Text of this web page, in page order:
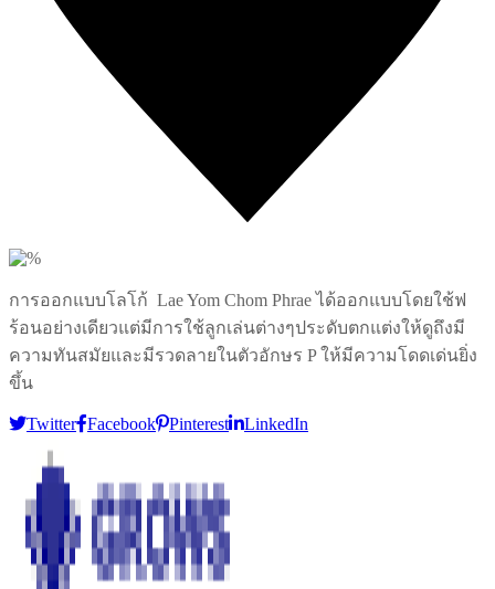
การออกแบบโลโก้ Lae Yom Chom Phrae ได้ออกแบบโดยใช้ฟ
ร้อนอย่างเดียวแต่มีการใช้ลูกเล่นต่างๆประดับตกแต่งให้ดูถึงมี
ความทันสมัยและมีรวดลายในตัวอักษร P ให้มีความโดดเด่นยิ่ง
ขึ้น
Twitter Facebook Pinterest LinkedIn